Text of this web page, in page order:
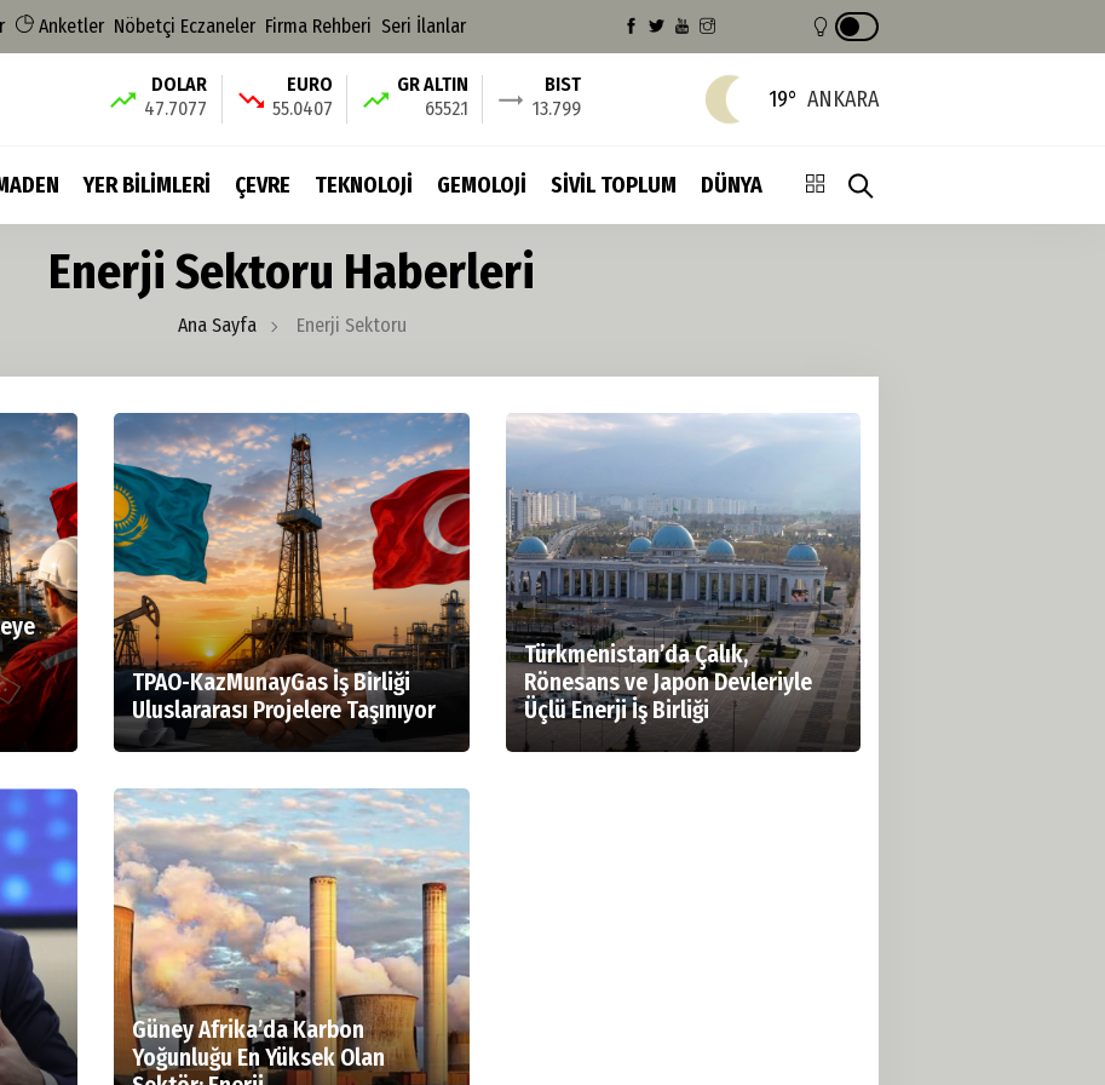
Anketler Nöbetçi Eczaneler Firma Rehberi Seri İlanlar
DOLAR
47.7077
EURO
55.0407
GR ALTIN
6552.1
BIST
13.799
19° ANKARA
YER BİLİMLERİ ÇEVRE TEKNOLOJİ GEMOLOJİ SİVİL TOPLUM DÜNYA
Enerji Sektoru Haberleri
Ana Sayfa Enerji Sektoru
TPAO-KazMunayGas İş Birliği
Uluslararası Projelere Taşınıyor
Türkmenistan’da Çalık,
Rönesans ve Japon Devleriyle
Üçlü Enerji İş Birliği
Güney Afrika’da Karbon
Yoğunluğu En Yüksek Olan